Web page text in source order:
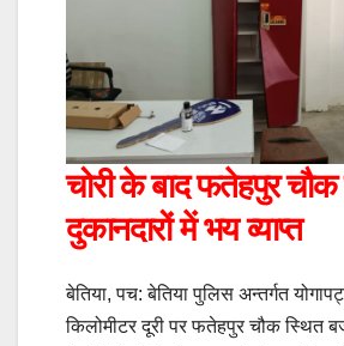
चोरी के बाद फतेहपुर
दुकानदारों में भय व्याप्त
बेतिया, पच: बेतिया पुलिस अन्तर्गत
किलोमीटर दूरी पर फतेहपुर चौक स्थित